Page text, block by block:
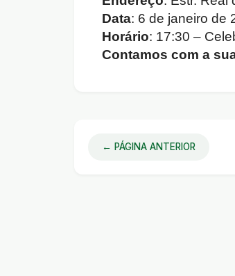
Data: 6 de janeiro de
Horário: 17:30 –
Contamos com a
← PÁGINA ANTERIOR